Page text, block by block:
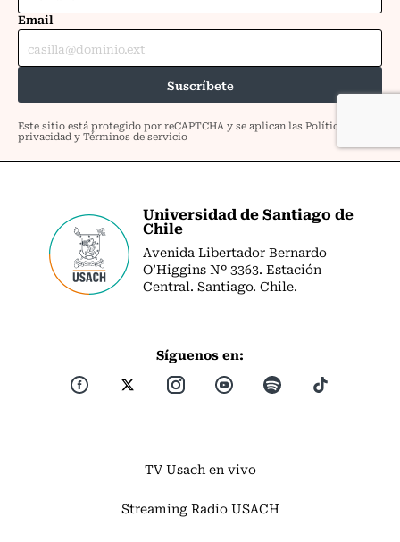
Universidad de Santiago de
Chile
Avenida Libertador Bernardo
O’Higgins Nº 3363. Estación
Central. Santiago. Chile.
Síguenos en:
TV Usach en vivo
Streaming Radio USACH